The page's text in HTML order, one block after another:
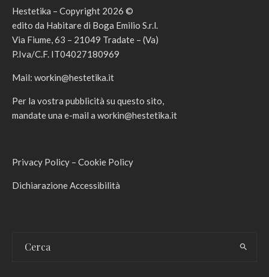
Hestetika – Copyright 2026 ©
edito da Habitare di Boga Emilio S.r.l.
Via Fiume, 63 – 21049 Tradate – (Va)
P.Iva/C.F. IT04027180969
Mail: workin@hestetika.it
Per la vostra pubblicità su questo sito,
mandate una e-mail a workin@hestetika.it
Privacy Policy – Cookie Policy
Dichiarazione Accessibilità